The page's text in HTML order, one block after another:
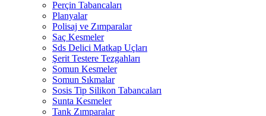
Perçin Tabancaları
Planyalar
Polisaj ve Zımparalar
Saç Kesmeler
Sds Delici Matkap Uçları
Şerit Testere Tezgahları
Somun Kesmeler
Somun Sıkmalar
Sosis Tip Silikon Tabancaları
Sunta Kesmeler
Tank Zımparalar